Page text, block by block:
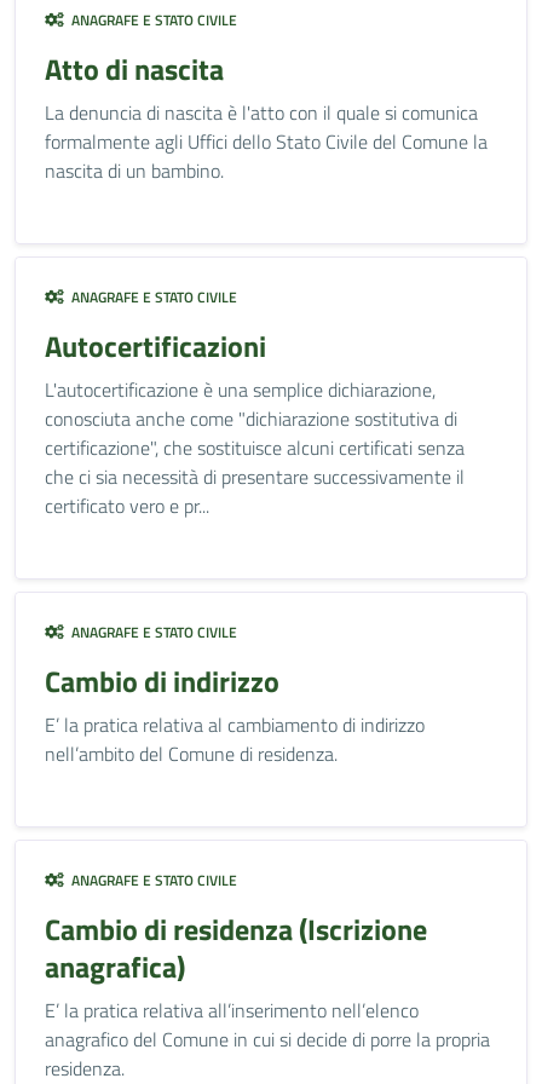
ANAGRAFE E STATO CIVILE
Atto di nascita
La denuncia di nascita è l'atto con il quale si comunica
formalmente agli Uffici dello Stato Civile del Comune la
nascita di un bambino.
ANAGRAFE E STATO CIVILE
Autocertificazioni
L'autocertificazione è una semplice dichiarazione,
conosciuta anche come "dichiarazione sostitutiva di
certificazione", che sostituisce alcuni certificati senza
che ci sia necessità di presentare successivamente il
certificato vero e pr...
ANAGRAFE E STATO CIVILE
Cambio di indirizzo
E’ la pratica relativa al cambiamento di indirizzo
nell’ambito del Comune di residenza.
ANAGRAFE E STATO CIVILE
Cambio di residenza (Iscrizione
anagrafica)
E’ la pratica relativa all’inserimento nell’elenco
anagrafico del Comune in cui si decide di porre la propria
residenza.